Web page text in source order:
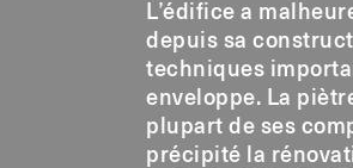
L’édifice a
depuis sa
techniques
enveloppe. La
plupart de ses
précipité la